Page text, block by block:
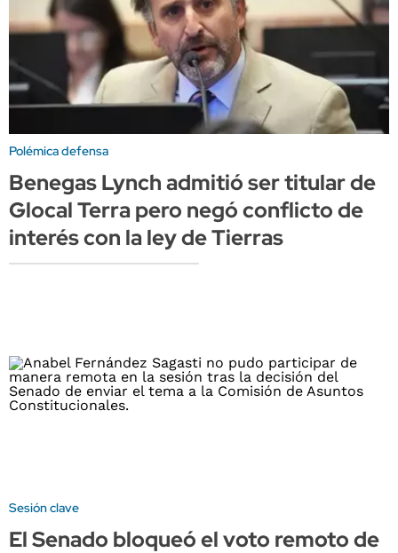
Polémica defensa
Benegas Lynch admitió ser titular de
Glocal Terra pero negó conflicto de
interés con la ley de Tierras
Sesión clave
El Senado bloqueó el voto remoto de